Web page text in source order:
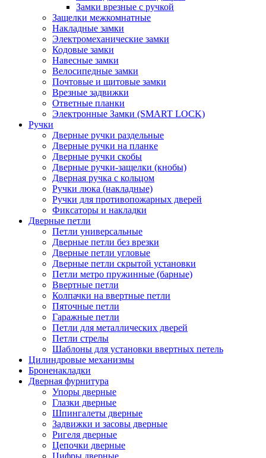
Замки врезные с ручкой
Защелки межкомнатные
Накладные замки
Электромеханические замки
Кодовые замки
Навесные замки
Велосипедные замки
Почтовые и щитовые замки
Врезные задвижки
Ответные планки
Электронные Замки (SMART LOCK)
Ручки
Дверные ручки раздельные
Дверные ручки на планке
Дверные ручки скобы
Дверные ручки-защелки (кнобы)
Дверная ручка с кольцом
Ручки люка (накладные)
Ручки для противопожарных дверей
Фиксаторы и накладки
Дверные петли
Петли универсальные
Дверные петли без врезки
Дверные петли угловые
Дверные петли скрытой установки
Петли метро пружинные (барные)
Ввертные петли
Колпачки на ввертные петли
Пяточные петли
Гаражные петли
Петли для металлических дверей
Петли стрелы
Шаблоны для установки ввертных петель
Цилиндровые механизмы
Броненакладки
Дверная фурнитура
Упоры дверные
Глазки дверные
Шпингалеты дверные
Задвижки и засовы дверные
Ригеля дверные
Цепочки дверные
Цифры дверные